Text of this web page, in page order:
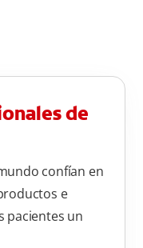
de
confían en
e
pacientes un